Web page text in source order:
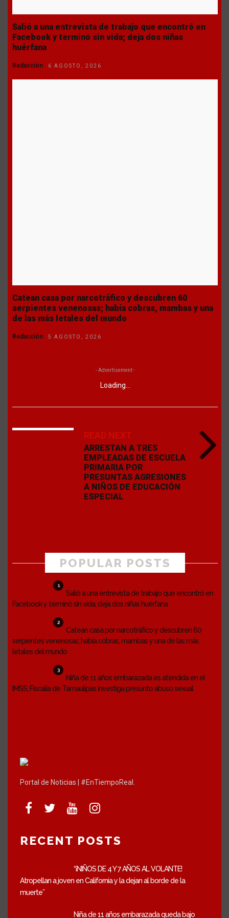
Salió a una entrevista de trabajo que encontró en
Facebook y terminó sin vida; deja dos niñas
huérfana
Redacción 6 AGOSTO, 2026
Catean casa por narcotráfico y descubren 60
serpientes venenosas; había cobras, mambas y una
de las más letales del mundo
Redacción 5 AGOSTO, 2026
- Advertisement -
Loading...
READ NEXT
ARRESTAN A TRES
EMPLEADAS DE ESCUELA
PRIMARIA POR
PRESUNTAS AGRESIONES
A NIÑOS DE EDUCACIÓN
ESPECIAL
POPULAR POSTS
1
Salió a una entrevista de trabajo que encontró en
Facebook y terminó sin vida; deja dos niñas huérfana
2
Catean casa por narcotráfico y descubren 60
serpientes venenosas; había cobras, mambas y una de las más
letales del mundo
3
Niña de 11 años embarazada es atendida en el
IMSS; Fiscalía de Tamaulipas investiga presunto abuso sexual
Portal de Noticias | #EnTiempoReal.
RECENT POSTS
“¡NIÑOS DE 4 Y 7 AÑOS AL VOLANTE!
Atropellan a joven en California y la dejan al borde de la
muerte”
Niña de 11 años embarazada queda bajo